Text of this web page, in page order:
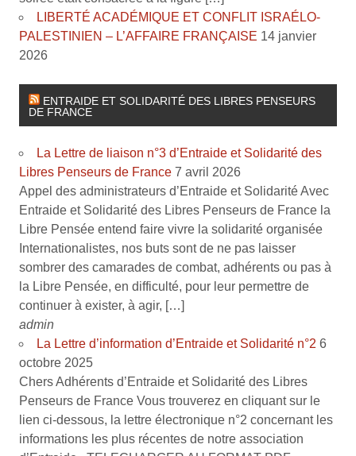
LIBERTÉ ACADÉMIQUE ET CONFLIT ISRAÉLO-
PALESTINIEN – L’AFFAIRE FRANÇAISE 14 janvier
2026
ENTRAIDE ET SOLIDARITÉ DES LIBRES PENSEURS
DE FRANCE
La Lettre de liaison n°3 d’Entraide et Solidarité des
Libres Penseurs de France 7 avril 2026
Appel des administrateurs d’Entraide et Solidarité Avec
Entraide et Solidarité des Libres Penseurs de France la
Libre Pensée entend faire vivre la solidarité organisée
Internationalistes, nos buts sont de ne pas laisser
sombrer des camarades de combat, adhérents ou pas à
la Libre Pensée, en difficulté, pour leur permettre de
continuer à exister, à agir, […]
admin
La Lettre d’information d’Entraide et Solidarité n°2 6
octobre 2025
Chers Adhérents d’Entraide et Solidarité des Libres
Penseurs de France Vous trouverez en cliquant sur le
lien ci-dessous, la lettre électronique n°2 concernant les
informations les plus récentes de notre association